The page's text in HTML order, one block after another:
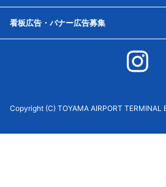
看板広告・バナー広告募集
Copyright (C) TOYAMA AIRPORT TERMINAL